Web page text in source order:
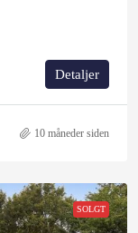
Detaljer
10 måneder siden
SOLGT